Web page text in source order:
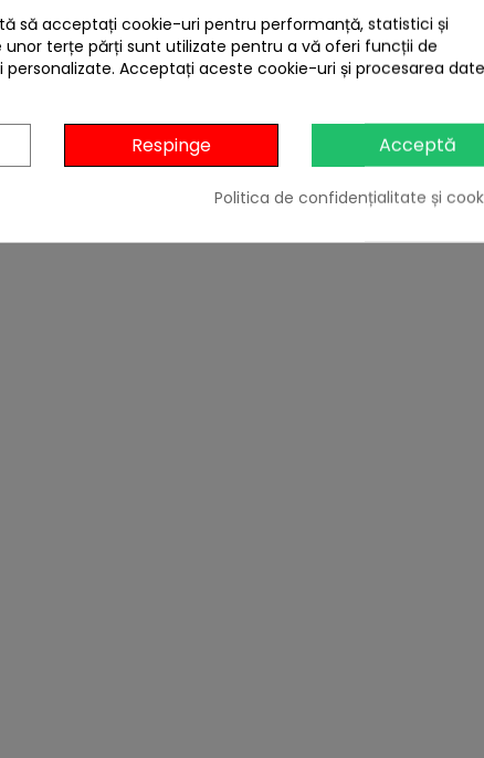
CV300 Plus
ACEST PRODUS AU MAI
să acceptați cookie-uri pentru performanță, statistici și
terțe părți sunt utilizate pentru a vă oferi funcții de
Acceptați aceste cookie-uri și procesarea
Respinge Acceptă
Politica de confidențialitate și